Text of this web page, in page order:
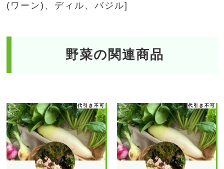
(ワーン)、ディル、バジル]
野菜の関連商品
代引き不可 代引き不可